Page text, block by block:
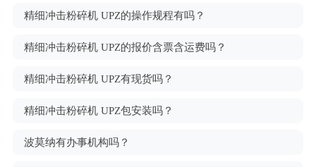
精细冲击粉碎机 UPZ的操作规程有吗？
精细冲击粉碎机 UPZ的报价含票含运费吗？
精细冲击粉碎机 UPZ有现货吗？
精细冲击粉碎机 UPZ包安装吗？
波莫纳有办事机构吗？